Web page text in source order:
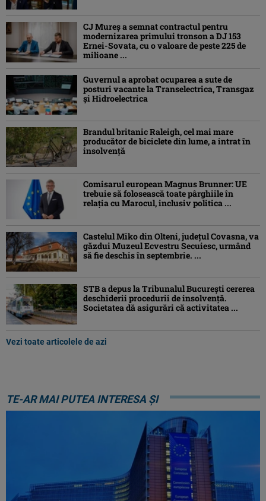
CJ Mureș a semnat contractul pentru
modernizarea primului tronson a DJ 153
Ernei-Sovata, cu o valoare de peste 225 de
milioane ...
Guvernul a aprobat ocuparea a sute de
posturi vacante la Transelectrica, Transgaz
și Hidroelectrica
Brandul britanic Raleigh, cel mai mare
producător de biciclete din lume, a intrat în
insolvență
Comisarul european Magnus Brunner: UE
trebuie să folosească toate pârghiile în
relația cu Marocul, inclusiv politica ...
Castelul Miko din Olteni, județul Covasna, va
găzdui Muzeul Ecvestru Secuiesc, urmând
să fie deschis în septembrie. ...
STB a depus la Tribunalul București cererea
deschiderii procedurii de insolvență.
Societatea dă asigurări că activitatea ...
Vezi toate articolele de azi
TE-AR MAI PUTEA INTERESA ȘI